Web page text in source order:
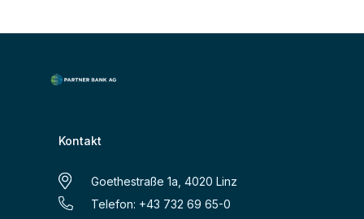
Kontakt
Goethestraße 1a, 4020 Linz
Telefon: +43 732 69 65-0